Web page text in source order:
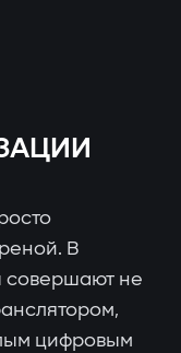
В
совершают не
цифровым